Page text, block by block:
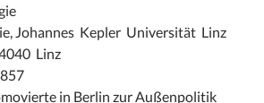
Johannes Kepler Universität Linz
Linz
in Berlin zur Außenpolitik